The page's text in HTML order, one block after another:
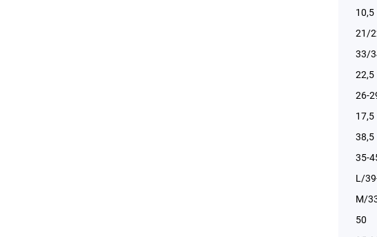
10,5
21/
33/
22,5
26-
17,5
38,5
35-
L/
М/
50